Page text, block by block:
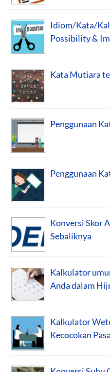
Idiom/Kata/
Possibility &
Kata Mutiara
Penggunaan
Penggunaan
Konversi Skor
Sebaliknya
Kalkulator
Anda dalam
Kalkulator
Kecocokan